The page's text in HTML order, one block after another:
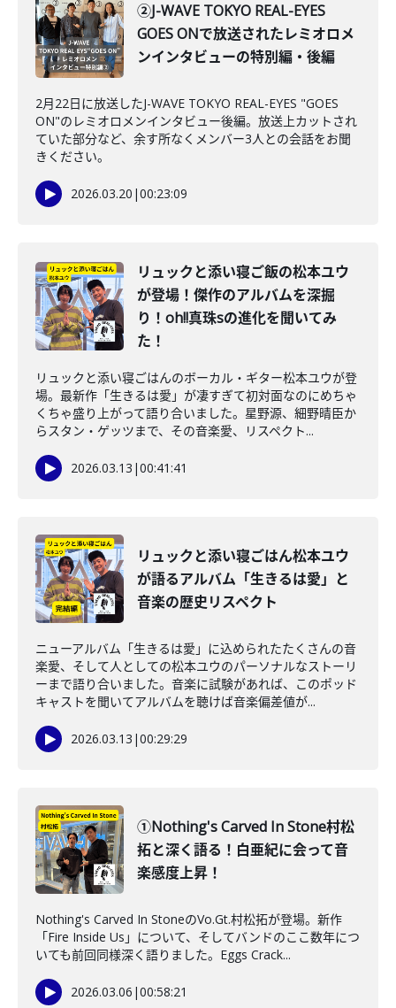
②J-WAVE TOKYO REAL-EYES
GOES ONで放送されたレミオロメ
ンインタビューの特別編・後編
2月22日に放送したJ-WAVE TOKYO REAL-EYES "GOES
ON"のレミオロメンインタビュー後編。放送上カットされ
ていた部分など、余す所なくメンバー3人との会話をお聞
きください。
2026.03.20 |00:23:09
リュックと添い寝ご飯の松本ユウ
が登場！傑作のアルバムを深掘
り！oh!!真珠sの進化を聞いてみ
た！
リュックと添い寝ごはんのボーカル・ギター松本ユウが登
場。最新作「生きるは愛」が凄すぎて初対面なのにめちゃ
くちゃ盛り上がって語り合いました。星野源、細野晴臣か
らスタン・ゲッツまで、その音楽愛、リスペクト...
2026.03.13 |00:41:41
リュックと添い寝ごはん松本ユウ
が語るアルバム「生きるは愛」と
音楽の歴史リスペクト
ニューアルバム「生きるは愛」に込められたたくさんの音
楽愛、そして人としての松本ユウのパーソナルなストーリ
ーまで語り合いました。音楽に試験があれば、このポッド
キャストを聞いてアルバムを聴けば音楽偏差値が...
2026.03.13 |00:29:29
①Nothing's Carved In Stone村松
拓と深く語る！白亜紀に会って音
楽感度上昇！
Nothing's Carved In StoneのVo.Gt.村松拓が登場。新作
「Fire Inside Us」について、そしてバンドのここ数年につ
いても前回同様深く語りました。Eggs Crack...
2026.03.06 |00:58:21